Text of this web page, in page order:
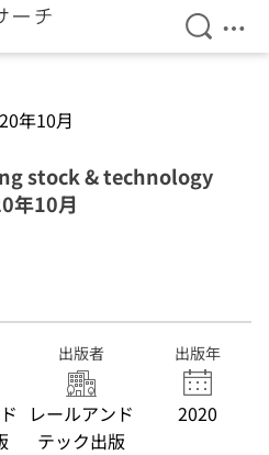
検索を
メ
年10月
stock & technology
年10月
出版者
レールアンド
テック出版
出版年
2020